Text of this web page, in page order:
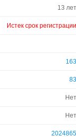
13 лет
Истек срок регистрации
163
83
Нет
Нет
2024865